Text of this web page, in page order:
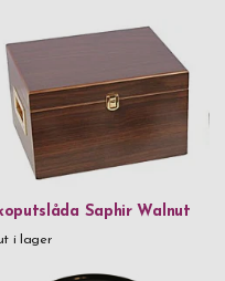
Saphir Walnut
i lager